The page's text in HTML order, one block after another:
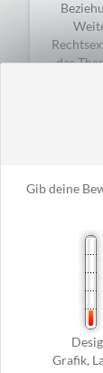
Gib deine
Grafik,
das
erster